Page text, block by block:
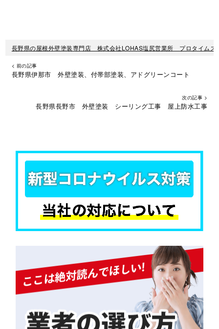
長野県の屋根外壁塗装専門店 株式会社LOHAS塩尻営業所 プロタイムズ
< 前の記事
長野県伊那市 外壁塗装、付帯部塗装、アドグリーンコート
次の記事 >
長野県長野市 外壁塗装 シーリング工事 屋上防水工事